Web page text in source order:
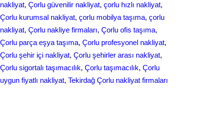
nakliyat, Çorlu güvenilir nakliyat, çorlu hızlı nakliyat
Çorlu kurumsal nakliyat, çorlu mobilya taşıma, çorlu
nakliyat, Çorlu nakliye firmaları, Çorlu ofis taşıma
Çorlu parça eşya taşıma, Çorlu profesyonel nakliyat
Çorlu şehir içi nakliyat, Çorlu şehirler arası nakliyat
Çorlu sigortalı taşımacılık, Çorlu taşımacılık, Çorlu
uygun fiyatlı nakliyat, Tekirdağ Çorlu nakliyat firmaları